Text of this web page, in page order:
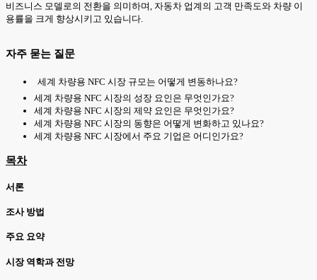
비즈니스 모델로의 전환을 의미하며, 자동차 업계의 고객 만족도와 차량 이
용률을 크게 향상시키고 있습니다.
자주 묻는 질문
세계 차량용 NFC 시장 규모는 어떻게 변동하나요?
세계 차량용 NFC 시장의 성장 요인은 무엇인가요?
세계 차량용 NFC 시장의 제약 요인은 무엇인가요?
세계 차량용 NFC 시장의 동향은 어떻게 변화하고 있나요?
세계 차량용 NFC 시장에서 주요 기업은 어디인가요?
목차
서론
조사 방법
주요 요약
시장 역학과 전망